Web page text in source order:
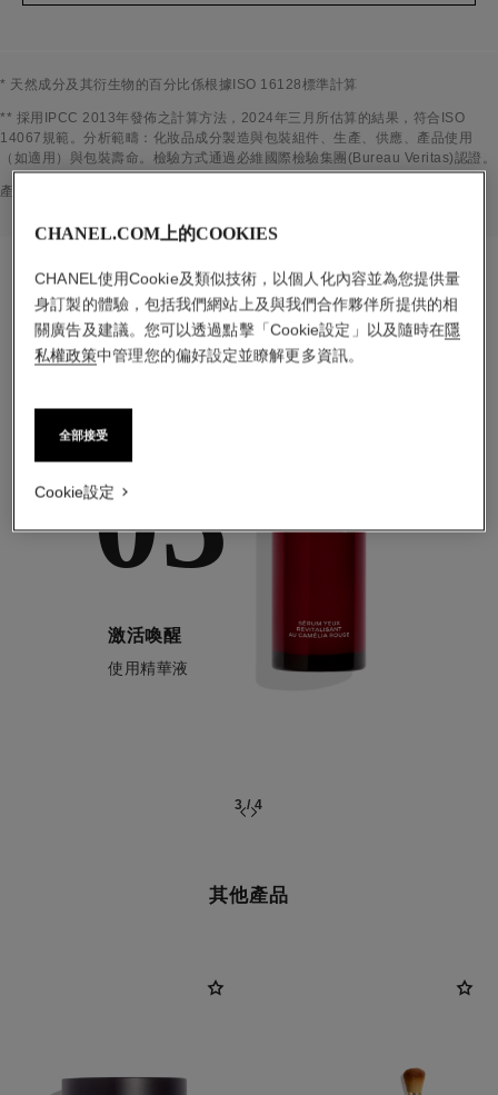
* 天然成分及其衍生物的百分比係根據ISO 16128標準計算
返回標題↩
** 採用IPCC 2013年發佈之計算方法，2024年三月所估算的結果，符合ISO
14067規範。分析範疇：化妝品成分製造與包裝組件、生產、供應、產品使用
（如適用）與包裝壽命。檢驗方式通過必維國際檢驗集團(Bureau Veritas)認證。
返回標題↩
產品內容物資訊係根據 2024年三月所蒐集並經驗證之資訊為基準。
重點保養程序
03
激活喚醒
使用精華液
3/4
其他產品
CHANEL.COM上的COOKIES
CHANEL使用Cookie及類似技術，以個人化內容並為您提供量
身訂製的體驗，包括我們網站上及與我們合作夥伴所提供的相
關廣告及建議。您可以透過點擊「Cookie設定」以及隨時在隱
私權政策中管理您的偏好設定並瞭解更多資訊。
全部接受
Cookie設定